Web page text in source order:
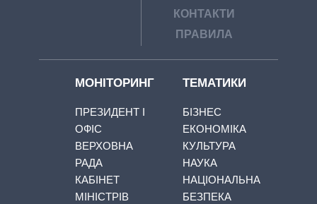
КОНТАКТИ
ПРАВИЛА
МОНІТОРИНГ
ПРЕЗИДЕНТ І
ОФІС
ВЕРХОВНА
РАДА
КАБІНЕТ
МІНІСТРІВ
ТЕМАТИКИ
БІЗНЕС
ЕКОНОМІКА
КУЛЬТУРА
НАУКА
НАЦІОНАЛЬНА
БЕЗПЕКА